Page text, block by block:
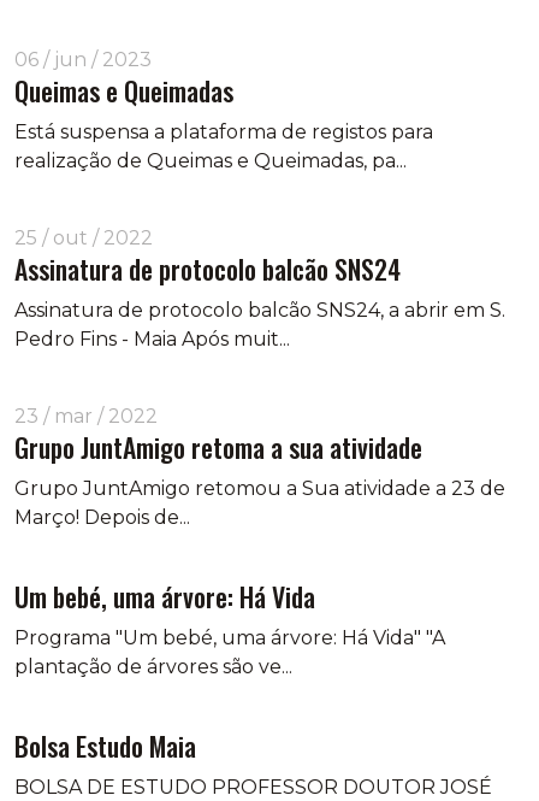
06 / jun / 2023
Queimas e Queimadas
Está suspensa a plataforma de registos para
realização de Queimas e Queimadas, pa...
25 / out / 2022
Assinatura de protocolo balcão SNS24
Assinatura de protocolo balcão SNS24, a abrir em S.
Pedro Fins - Maia Após muit...
23 / mar / 2022
Grupo JuntAmigo retoma a sua atividade
Grupo JuntAmigo retomou a Sua atividade a 23 de
Março! Depois de...
Um bebé, uma árvore: Há Vida
Programa "Um bebé, uma árvore: Há Vida" "A
plantação de árvores são ve...
Bolsa Estudo Maia
BOLSA DE ESTUDO PROFESSOR DOUTOR JOSÉ